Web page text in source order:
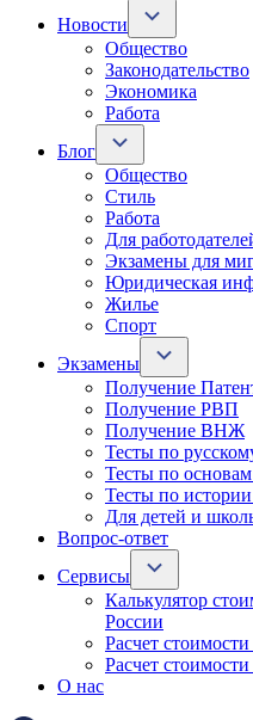
Новости
Общество
Законодательство
Экономика
Работа
Блог
Общество
Стиль
Работа
Для
Экзамены для
Юридическая
Жилье
Спорт
Экзамены
Получение
Получение РВП
Получение ВНЖ
Тесты по
Тесты по
Тесты по
Для детей и
Вопрос-ответ
Сервисы
Калькулятор
России
Расчет
Расчет
О нас